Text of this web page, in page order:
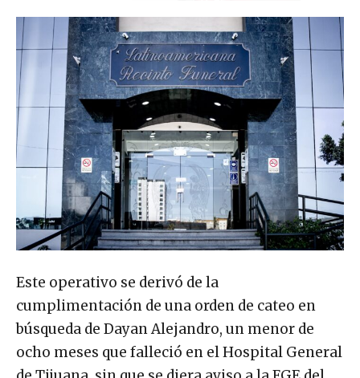
Este operativo se derivó de la
cumplimentación de una orden de cateo en
búsqueda de Dayan Alejandro, un menor de
ocho meses que falleció en el Hospital General